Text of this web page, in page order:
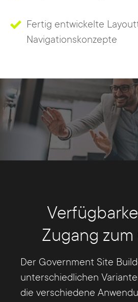
Fertig entwickelte
Navigationskonzepte
Zugang zum
Der Government Site
unterschiedlichen
die verschiedene